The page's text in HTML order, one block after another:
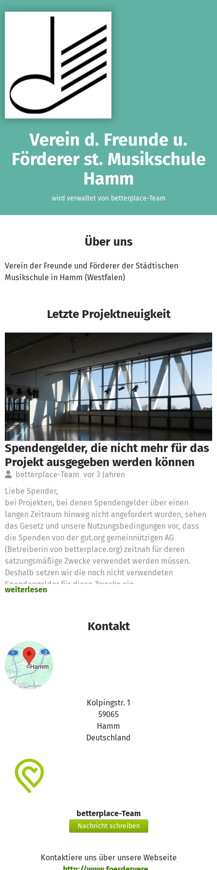
Verein d. Freunde u.
Förderer st. Musikschule
Hamm
wird verwaltet von betterplace-Team
Über uns
Verein der Freunde und Förderer der Städtischen
Musikschule in Hamm (Westfalen)
Letzte Projektneuigkeit
Spendengelder, die nicht mehr für das
Projekt ausgegeben werden können
betterplace-Team vor 3 Jahren
Liebe Spender,
bei Projekten, bei denen Spendengelder über einen
langen Zeitraum hinweg nicht angefordert wurden, sehen
das Gesetz und unsere Nutzungsbedingungen vor, dass
die Spenden von der gut.org gemeinnützigen AG
(Betreiberin von betterplace.org) zeitnah für deren
satzungsmäßige Zwecke verwendet werden müssen.
Deshalb setzen wir die noch nicht verwendeten
Spendengelder für diese Zwecke ein
weiterlesen
Kontakt
Kolpingstr. 1
59065
Hamm
Deutschland
betterplace-Team
Nachricht schreiben
Kontaktiere uns über unsere Webseite